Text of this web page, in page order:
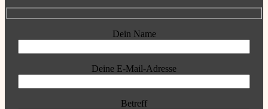
Dein Name
Deine E-Mail-Adresse
Betreff